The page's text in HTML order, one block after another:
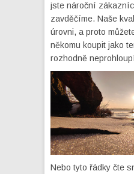
jste nároční
zavděčíme. Naše
úrovni, a proto
někomu koupit jako
rozhodně
Nebo tyto řádky čte